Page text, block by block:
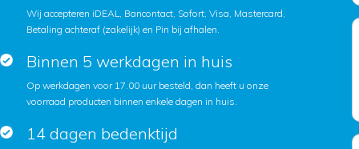
Wij accepteren iDEAL, Bancontact, Sofort, Visa, Mastercard,
Betaling achteraf (zakelijk) en Pin bij afhalen.
Binnen 5 werkdagen in huis
Op werkdagen voor 17.00 uur besteld, dan heeft u onze
voorraad producten binnen enkele dagen in huis.
14 dagen bedenktijd